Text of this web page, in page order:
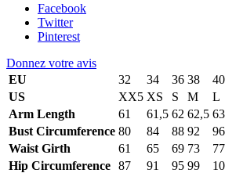
Facebook
Twitter
Pinterest
Donnez votre avis
EU
32 34 36 38 40
US
XX5 XS S M L
Arm Length
61 61,5 62 62,5 63
Bust Circumference 80 84 88 92 96
Waist Girth
61 65 69 73 77
Hip Circumference 87 91 95 99